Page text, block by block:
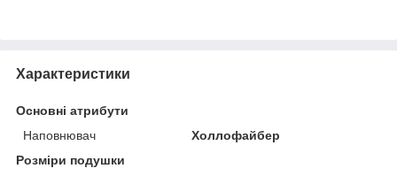
Характеристики
Основні атрибути
Наповнювач
Холлофайбер
Розміри подушки